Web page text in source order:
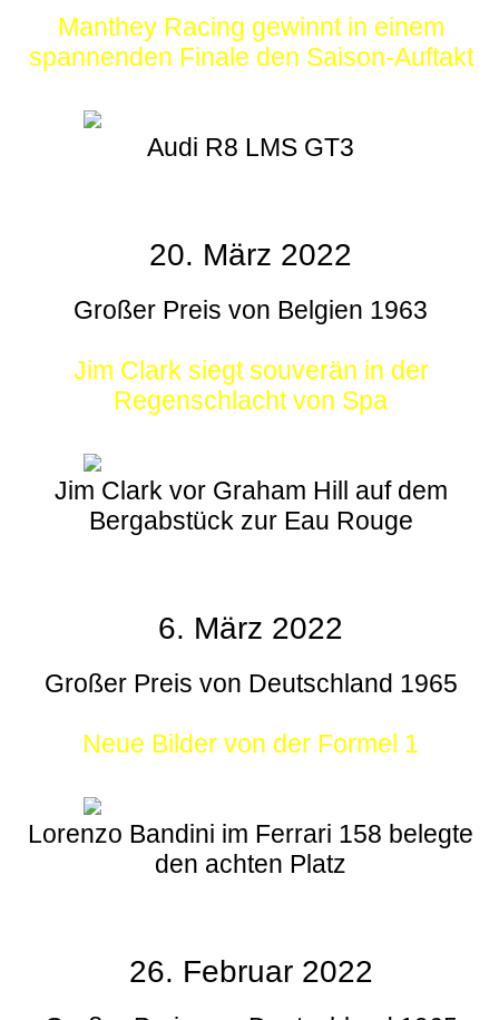
Manthey Racing gewinnt in einem
spannenden Finale den Saison-Auftakt
Audi R8 LMS GT3
20. März 2022
Großer Preis von Belgien 1963
Jim Clark siegt souverän in der
Regenschlacht von Spa
Jim Clark vor Graham Hill auf dem
Bergabstück zur Eau Rouge
6. März 2022
Großer Preis von Deutschland 1965
Neue Bilder von der Formel 1
Lorenzo Bandini im Ferrari 158 belegte
den achten Platz
26. Februar 2022